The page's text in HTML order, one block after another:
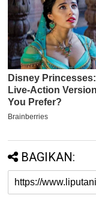
BAGIKAN: